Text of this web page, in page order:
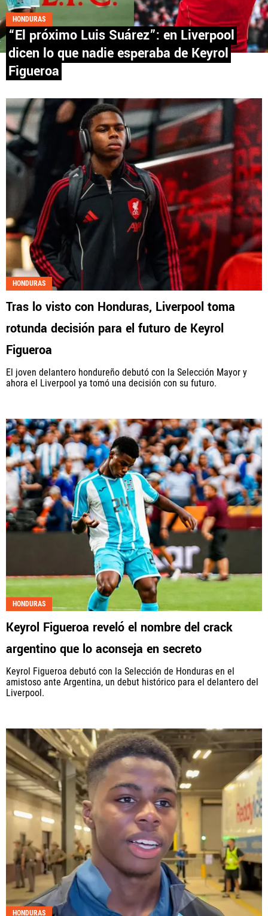
HONDURAS
“El próximo Luis Suárez”: en Liverpool
dicen lo que nadie esperaba de Keyrol
Figueroa
HONDURAS
Tras lo visto con Honduras, Liverpool toma
rotunda decisión para el futuro de Keyrol
Figueroa
El joven delantero hondureño debutó con la Selección Mayor y
ahora el Liverpool ya tomó una decisión con su futuro.
HONDURAS
Keyrol Figueroa reveló el nombre del crack
argentino que lo aconseja en secreto
Keyrol Figueroa debutó con la Selección de Honduras en el
amistoso ante Argentina, un debut histórico para el delantero del
Liverpool.
HONDURAS